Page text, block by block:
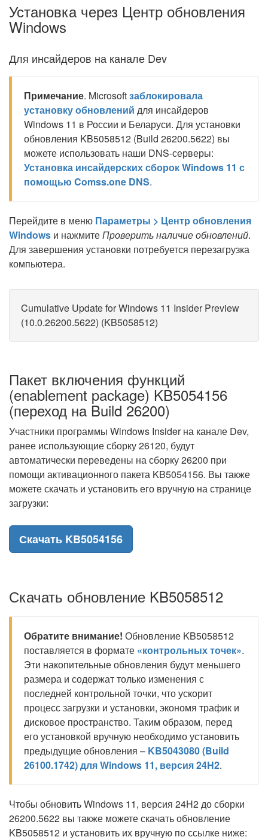
Установка через Центр обновления
Windows
Для инсайдеров на канале Dev
Примечание. Microsoftзаблокировала
установку обновлений для инсайдеров
Windows 11 в России и Беларуси. Для установки
обновления KB5058512 (Build 26200.5622) вы
можете использовать наши DNS-серверы:
Установка инсайдерских сборок Windows 11 с
помощью Comss.one DNS.
Перейдите в меню Параметры > Центр обновления
Windows и нажмитеПроверить наличие обновлений.
Для завершения установки потребуется перезагрузка
компьютера.
Cumulative Update for Windows 11 Insider Preview
(10.0.26200.5622) (KB5058512)
Пакет включения функций
(enablement package) KB5054156
(переход на Build 26200)
Участники программы Windows Insider на канале Dev,
ранее использующие сборку 26120, будут
автоматически переведены на сборку 26200 при
помощи активационного пакета KB5054156. Вы также
можете скачать и установить его вручную на странице
загрузки:
Скачать KB5054156
Скачать обновление KB5058512
Обратите внимание! Обновление KB5058512
поставляется в формате «контрольных точек».
Эти накопительные обновления будут меньшего
размера и содержат только изменения с
последней контрольной точки, что ускорит
процесс загрузки и установки, экономя трафик и
дисковое пространство. Таким образом, перед
его установкой вручную необходимо установить
предыдущие обновления – KB5043080 (Build
26100.1742) для Windows 11, версия 24H2.
Чтобы обновить Windows 11, версия 24H2 до сборки
26200.5622 вы также можете скачать обновление
KB5058512 и установить их вручную по ссылке ниже: